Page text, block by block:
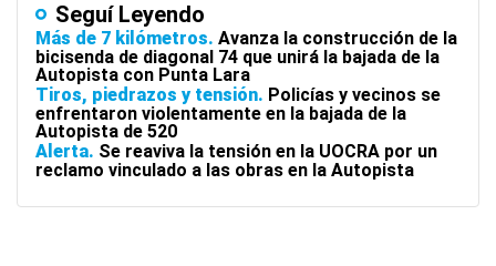
Seguí Leyendo
Más de 7 kilómetros Avanza la construcción de la
bicisenda de diagonal 74 que unirá la bajada de la
Autopista con Punta Lara
Tiros, piedrazos y tensión Policías y vecinos se
enfrentaron violentamente en la bajada de la
Autopista de 520
Alerta Se reaviva la tensión en la UOCRA por un
reclamo vinculado a las obras en la Autopista